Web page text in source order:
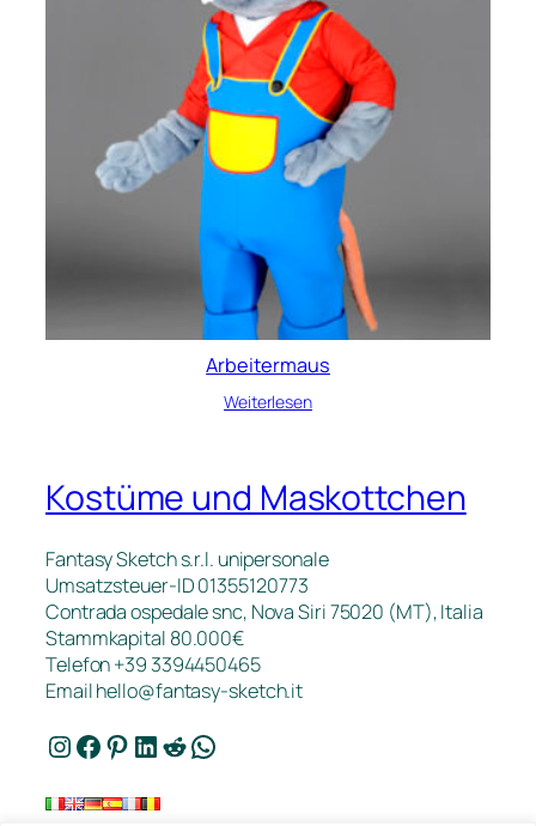
Arbeitermaus
Weiterlesen
Kostüme und Maskottchen
Fantasy Sketch s.r.l. unipersonale
Umsatzsteuer-ID 01355120773
Contrada ospedale snc, Nova Siri 75020 (MT), Italia
Stammkapital 80.000€
Telefon +39 3394450465
Emailhello@fantasy-sketch.it
Instagram Facebook Pinterest LinkedIn Reddit WhatsApp